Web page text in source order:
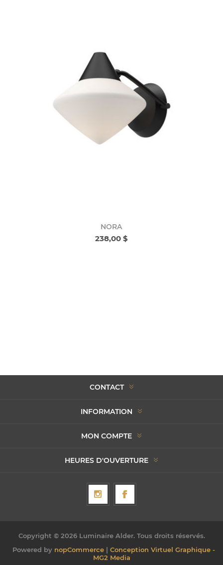
NORA
238,00 $
CONTACT
INFORMATION
MON COMPTE
HEURES D'OUVERTURE
Copyright © 2026 Luminaire Alder. Tous droits réservés.
Powered by nopCommerce| Conception Virtuel Graphique -
MG2 Media